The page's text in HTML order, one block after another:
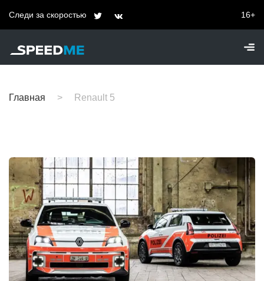
Следи за скоростью 16+
Главная Renault 5